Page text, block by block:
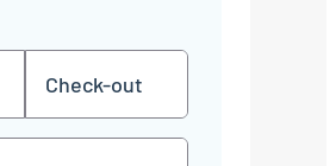
TT
Punkt
MM